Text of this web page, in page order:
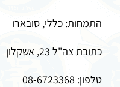
התמחות: כללי, סובארו
כתובת צה"ל 23, אשקלון
טלפון: 08-6723368